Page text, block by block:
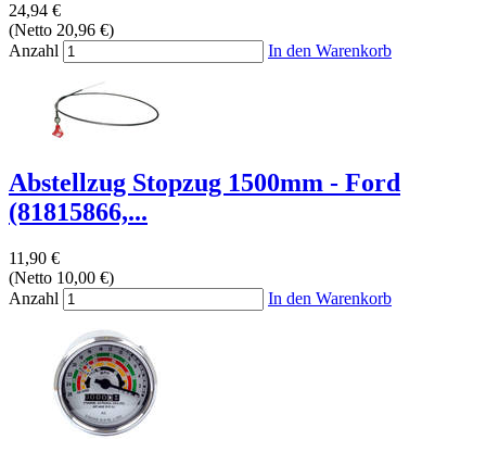
24,94 €
(Netto 20,96 €)
Anzahl
In den Warenkorb
Abstellzug Stopzug 1500mm - Ford
(81815866,...
11,90 €
(Netto 10,00 €)
Anzahl
In den Warenkorb